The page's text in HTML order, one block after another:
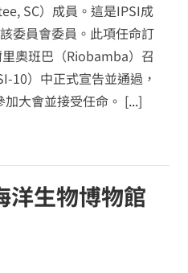
SC）成員。這是IPSI成
委員會委員。此項任命訂
奧班巴（Riobamba）召
10）中正式宣告並通過，
大會並接受任命。 [...]
洋生物博物館